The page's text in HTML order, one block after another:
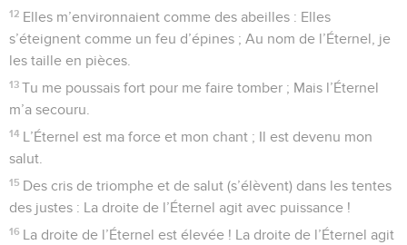
12 Elles m’environnaient comme des abeilles : Elles
s’éteignent comme un feu d’épines ; Au nom de l’Éternel, je
les taille en pièces.
13 Tu me poussais fort pour me faire tomber ; Mais l’Éternel
m’a secouru.
14 L’Éternel est ma force et mon chant ; Il est devenu mon
salut.
15 Des cris de triomphe et de salut (s’élèvent) dans les tentes
des justes : La droite de l’Éternel agit avec puissance !
16 La droite de l’Éternel est élevée ! La droite de l’Éternel agit